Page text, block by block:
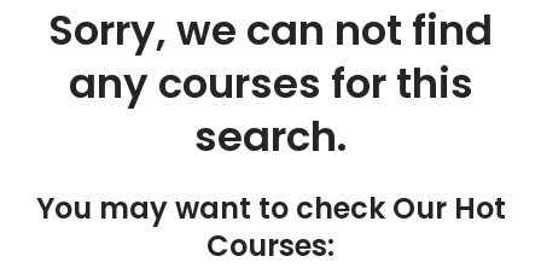
Sorry, we can not find
any courses for this
search.
You may want to check Our Hot
Courses: